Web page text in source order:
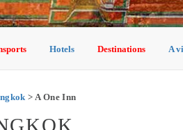
Hotels Destinations A
> A One Inn